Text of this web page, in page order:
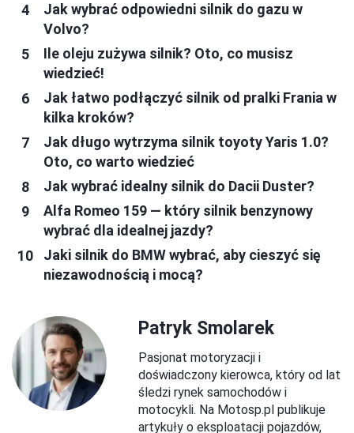
Jak wybrać odpowiedni silnik do gazu w
Volvo?
Ile oleju zużywa silnik? Oto, co musisz
wiedzieć!
Jak łatwo podłączyć silnik od pralki Frania w
kilka kroków?
Jak długo wytrzyma silnik toyoty Yaris 1.0?
Oto, co warto wiedzieć
Jak wybrać idealny silnik do Dacii Duster?
Alfa Romeo 159 — który silnik benzynowy
wybrać dla idealnej jazdy?
Jaki silnik do BMW wybrać, aby cieszyć się
niezawodnością i mocą?
Patryk Smolarek
Pasjonat motoryzacji i
doświadczony kierowca, który od lat
śledzi rynek samochodów i
motocykli. Na Motosp.pl publikuje
artykuły o eksploatacji pojazdów,